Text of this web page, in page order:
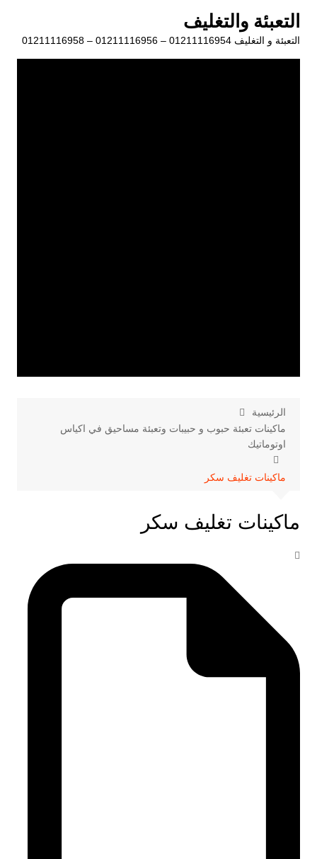
المحتوى
التعبئة والتغليف
التعبئة و التغليف 01211116954 – 01211116956 – 01211116958
الرئيسية
ماكينات تعبئة حبوب و حبيبات وتعبئة مساحيق في اكياس
اوتوماتيك
ماكينات تغليف سكر
ماكينات تغليف سكر